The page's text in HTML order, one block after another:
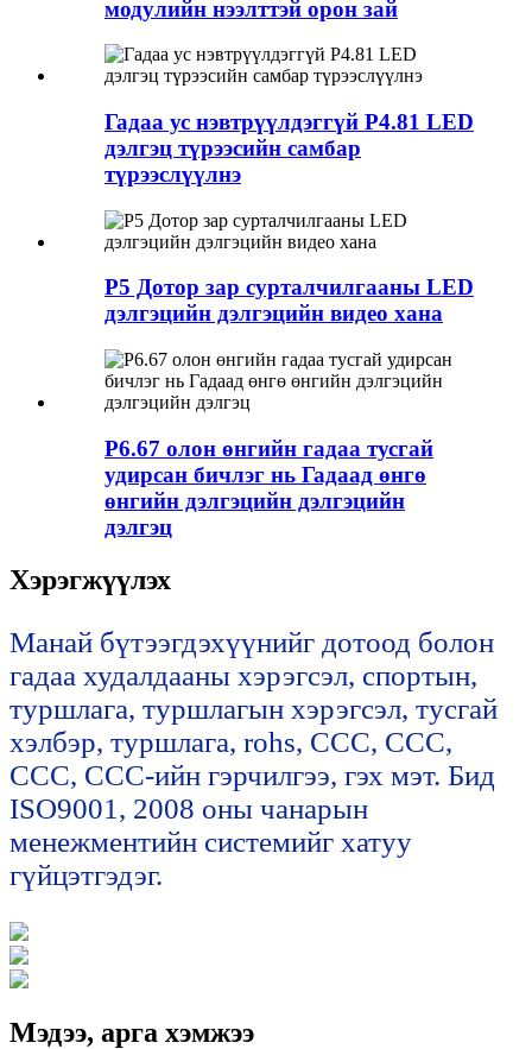
модулийн нээлттэй орон зай
Гадаа ус нэвтрүүлдэггүй P4.81 LED
дэлгэц түрээсийн самбар
түрээслүүлнэ
P5 Дотор зар сурталчилгааны LED
дэлгэцийн дэлгэцийн видео хана
P6.67 олон өнгийн гадаа тусгай
удирсан бичлэг нь Гадаад өнгө
өнгийн дэлгэцийн дэлгэцийн
дэлгэц
Хэрэгжүүлэх
Манай бүтээгдэхүүнийг дотоод болон
гадаа худалдааны хэрэгсэл, спортын,
туршлага, туршлагын хэрэгсэл, тусгай
хэлбэр, туршлага, rohs, CCC, CCC,
CCC, CCC-ийн гэрчилгээ, гэх мэт. Бид
ISO9001, 2008 оны чанарын
менежментийн системийг хатуу
гүйцэтгэдэг.
Мэдээ, арга хэмжээ